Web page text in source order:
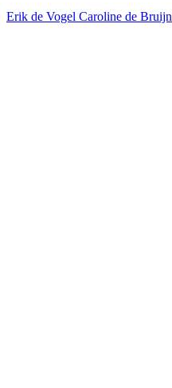
Erik de Vogel Caroline de Bruijn